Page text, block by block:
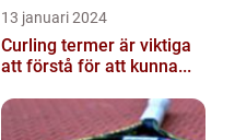
13 januari 2024
Curling termer är viktiga
att förstå för att kunna...